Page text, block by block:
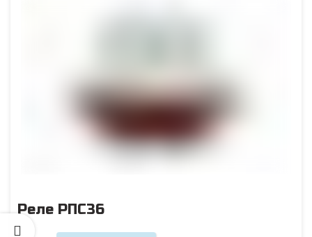
Реле РПС36